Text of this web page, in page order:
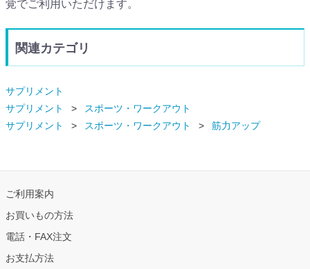
覚でご利用いただけます。
関連カテゴリ
サプリメント
サプリメント
スポーツ・ワークアウト
サプリメント
スポーツ・ワークアウト 筋力アップ
ご利用案内
お買いもの方法
電話・FAX注文
お支払方法